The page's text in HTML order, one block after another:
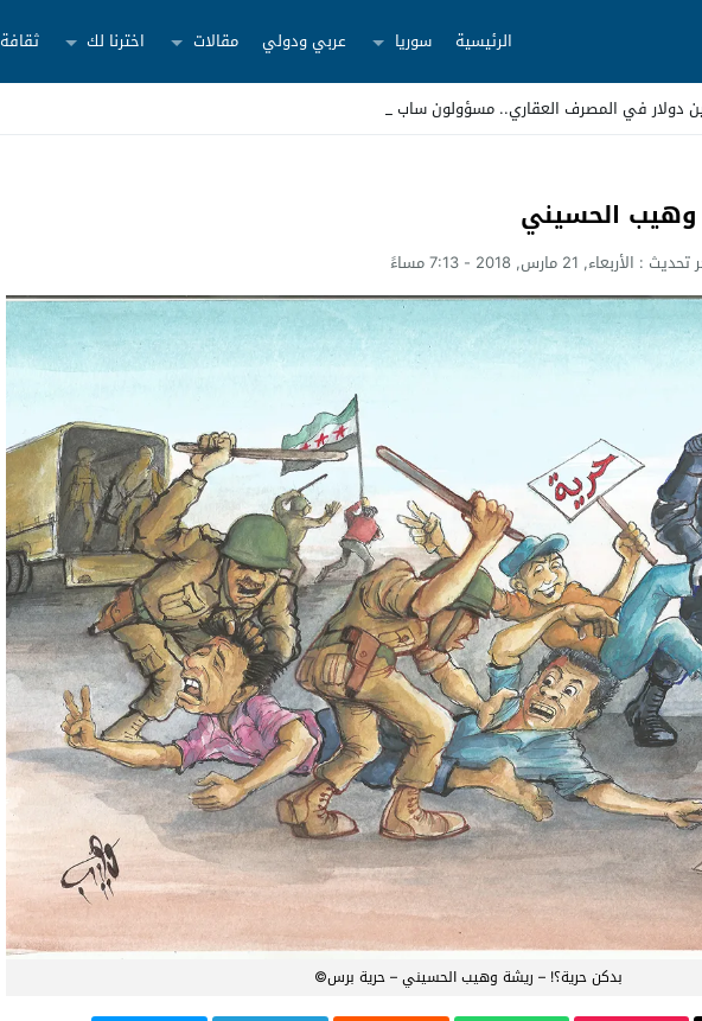
الرئيسية سوريا عربي ودولي مقالات اخترنا لك ثقافة
وهيب الحسيني
تحديث : الأربعاء, 21 مارس, 2018 - 7:13 مساءً
بدكن حرية؟! – ريشة وهيب الحسيني – حرية برس©